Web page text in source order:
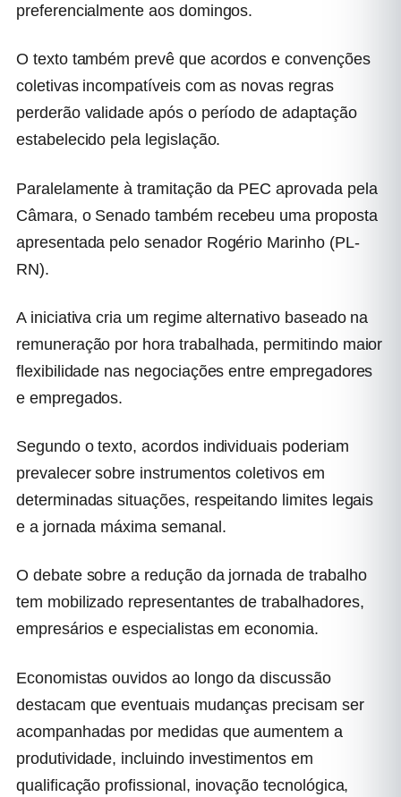
preferencialmente aos domingos.
O texto também prevê que acordos e convenções
coletivas incompatíveis com as novas regras
perderão validade após o período de adaptação
estabelecido pela legislação.
Paralelamente à tramitação da PEC aprovada pela
Câmara, o Senado também recebeu uma proposta
apresentada pelo senador Rogério Marinho (PL-
RN).
A iniciativa cria um regime alternativo baseado na
remuneração por hora trabalhada, permitindo maior
flexibilidade nas negociações entre empregadores
e empregados.
Segundo o texto, acordos individuais poderiam
prevalecer sobre instrumentos coletivos em
determinadas situações, respeitando limites legais
e a jornada máxima semanal.
O debate sobre a redução da jornada de trabalho
tem mobilizado representantes de trabalhadores,
empresários e especialistas em economia.
Economistas ouvidos ao longo da discussão
destacam que eventuais mudanças precisam ser
acompanhadas por medidas que aumentem a
produtividade, incluindo investimentos em
qualificação profissional, inovação tecnológica,